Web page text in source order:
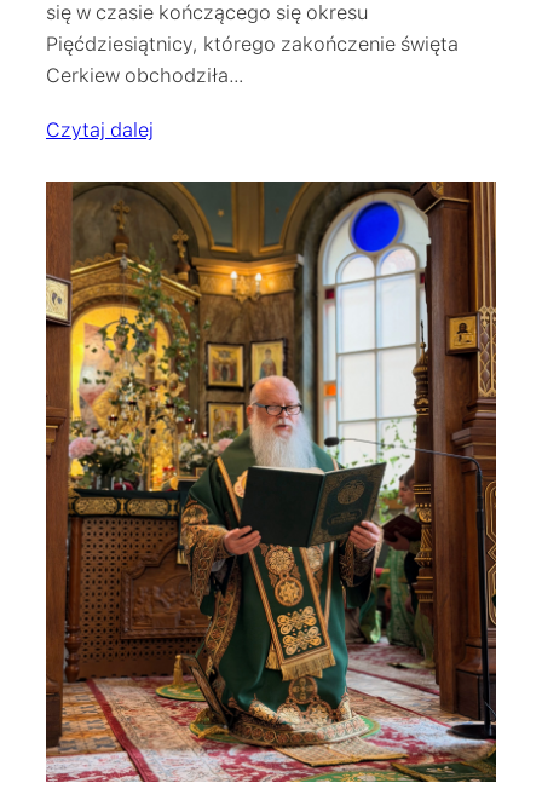
się w czasie kończącego się okresu
Pięćdziesiątnicy, którego zakończenie święta
Cerkiew obchodziła…
Czytaj dalej